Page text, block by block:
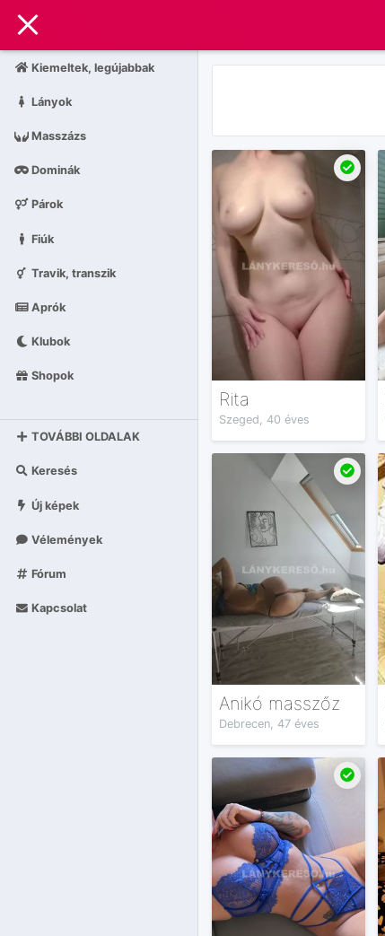
Kiemeltek, legújabbak
Lányok
Masszázs
Dominák
Párok
Fiúk
Travik, transzik
Aprók
Klubok
Shopok
TOVÁBBI OLDALAK
Keresés
Új képek
Vélemények
Fórum
Kapcsolat
Rita
Szeged, 40 éves
Anikó masszőz
Debrecen, 47 éves